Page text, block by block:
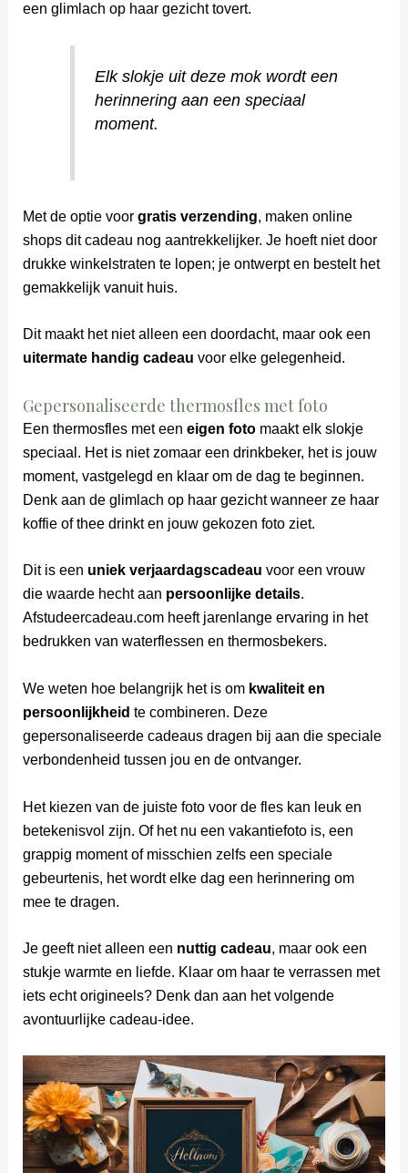
een glimlach op haar gezicht tovert.
Elk slokje uit deze mok wordt een
herinnering aan een speciaal
moment.
Met de optie voor gratis verzending, maken online
shops dit cadeau nog aantrekkelijker. Je hoeft niet door
drukke winkelstraten te lopen; je ontwerpt en bestelt het
gemakkelijk vanuit huis.
Dit maakt het niet alleen een doordacht, maar ook een
uitermate handig cadeau voor elke gelegenheid.
Gepersonaliseerde thermosfles met foto
Een thermosfles met een eigen fotomaakt elk slokje
speciaal. Het is niet zomaar een drinkbeker, het is jouw
moment, vastgelegd en klaar om de dag te beginnen.
Denk aan de glimlach op haar gezicht wanneer ze haar
koffie of thee drinkt en jouw gekozen foto ziet.
Dit is een uniek verjaardagscadeau voor een vrouw
die waarde hecht aan persoonlijke details.
Afstudeercadeau.com heeft jarenlange ervaring in het
bedrukken van waterflessen en thermosbekers.
We weten hoe belangrijk het is om kwaliteit en
persoonlijkheid te combineren. Deze
gepersonaliseerde cadeaus dragen bij aan die speciale
verbondenheid tussen jou en de ontvanger.
Het kiezen van de juiste foto voor de fles kan leuk en
betekenisvol zijn. Of het nu een vakantiefoto is, een
grappig moment of misschien zelfs een speciale
gebeurtenis, het wordt elke dag een herinnering om
mee te dragen.
Je geeft niet alleen een nuttig cadeau, maar ook een
stukje warmte en liefde. Klaar om haar te verrassen met
iets echt origineels? Denk dan aan het volgende
avontuurlijke cadeau-idee.